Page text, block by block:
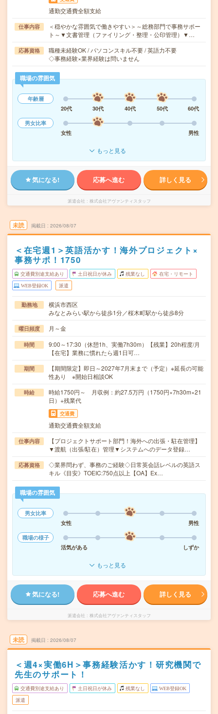
通勤交通費全額支給
仕事内容
＜穏やかな雰囲気で働きやすい＞～総務部門で事務サポー
ト～▼文書管理（ファイリング・整理・公印管理）▼…
応募資格
職種未経験OK / パソコンスキル不要 / 英語力不要
◇事務経験×業界経験は問いません
職場の雰囲気
年齢層
20代
30代 40代 50代
60代
男女比率
女性
男性
もっと見る
気になる! 応募へ進む 詳しく見る
派遣会社 株式会社アヴァンティスタッフ
未読 掲載日 2026/08/07
＜在宅週1＞英語活かす！海外プロジェクト×
事務サポ！1750
交通費別途支給あり 土日祝日が休み 残業なし 在宅・リモート
WEB登録OK 派遣
勤務地
横浜市西区
みなとみらい駅から徒歩1分／桜木町駅から徒歩8分
曜日頻度 月～金
時間
9:00～17:30（休憩1h、実働7h30m）【残業】20h程度/月
【在宅】業務に慣れたら週1日可…
期間
【期間限定】即日～2027年7月末まで（予定）※延長の可能
性あり ※開始日相談OK
時給
時給1750円～ 月収例：約27.5万円（1750円×7h30m×21
日）+残業代
交通費
通勤交通費全額支給
仕事内容
【プロジェクトサポート部門！海外への出張・駐在管理】
▼渡航（出張/駐在）管理▼システムへのデータ登録…
応募資格
◇業界問わず、事務のご経験◇日常英会話レベルの英語ス
キル《目安》TOEIC:750点以上【OA】Ex…
職場の雰囲気
男女比率
女性
男性
職場の様子
活気がある
しずか
もっと見る
気になる! 応募へ進む 詳しく見る
派遣会社 株式会社アヴァンティスタッフ
未読 掲載日 2026/08/07
＜週4×実働6H＞事務経験活かす！研究機関で
先生のサポート！
交通費別途支給あり 土日祝日が休み 残業なし WEB登録OK
派遣